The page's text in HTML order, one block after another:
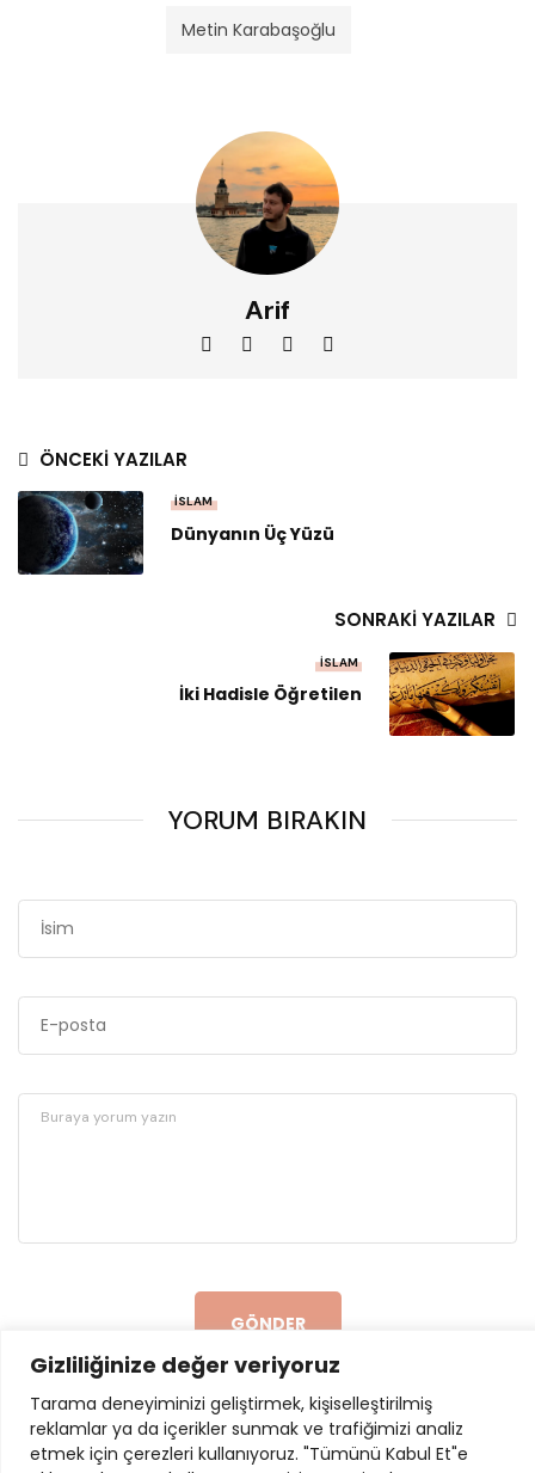
Gizliliğinize değer veriyoruz
Tarama deneyiminizi geliştirmek, kişiselleştirilmiş
reklamlar ya da içerikler sunmak ve trafiğimizi analiz
etmek için çerezleri kullanıyoruz. "Tümünü Kabul Et"e
Metin Karabaşoğlu
Arif
ÖNCEKI YAZILAR
İSLAM
Dünyanın Üç Yüzü
SONRAKI YAZILAR
İSLAM
İki Hadisle Öğretilen
YORUM BIRAKIN
GÖNDER